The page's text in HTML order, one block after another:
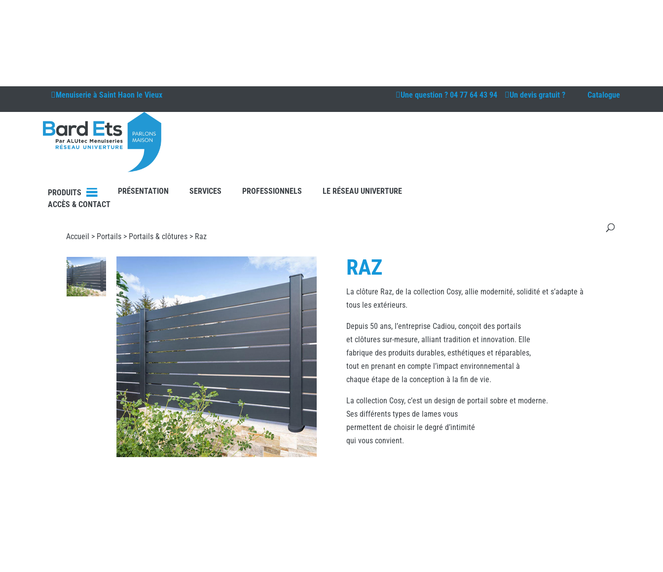
Menuiserie à Saint Haon le Vieux Une question ? 04 77 64 43 94 Un devis gratuit ? Catalogue
PRODUITS PRÉSENTATION SERVICES PROFESSIONNELS
LE RÉSEAU UNIVERTURE
ACCÈS & CONTACT
Accueil > Portails > Portails & clôtures > Raz
RAZ
La clôture Raz, de la collection Cosy, allie modernité, solidité et s’adapte à
tous les extérieurs.
Depuis 50 ans, l’entreprise Cadiou, conçoit des portails
et clôtures sur-mesure, alliant tradition et innovation. Elle
fabrique des produits durables, esthétiques et réparables,
tout en prenant en compte l’impact environnemental à
chaque étape de la conception à la fin de vie.
La collection Cosy, c’est un design de portail sobre et moderne.
Ses différents types de lames vous
permettent de choisir le degré d’intimité
qui vous convient.